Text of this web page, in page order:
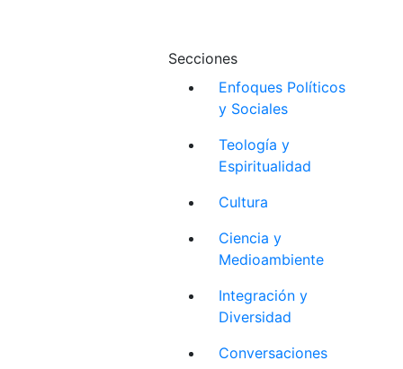
Secciones
Enfoques Políticos
y Sociales
Teología y
Espiritualidad
Cultura
Ciencia y
Medioambiente
Integración y
Diversidad
Conversaciones